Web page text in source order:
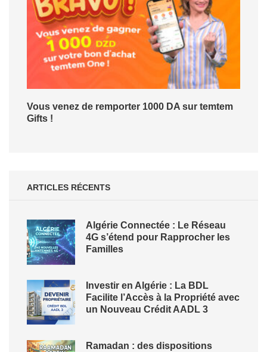
Vous venez de remporter 1000 DA sur temtem
Gifts !
ARTICLES RÉCENTS
Algérie Connectée : Le Réseau
4G s’étend pour Rapprocher les
Familles
Investir en Algérie : La BDL
Facilite l’Accès à la Propriété avec
un Nouveau Crédit AADL 3
Ramadan : des dispositions